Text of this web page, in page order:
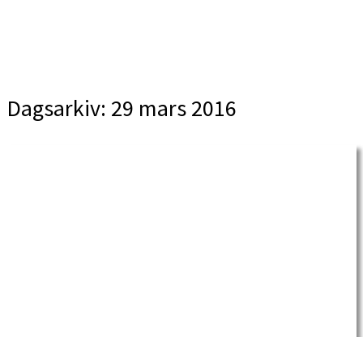
Dagsarkiv: 29 mars 2016